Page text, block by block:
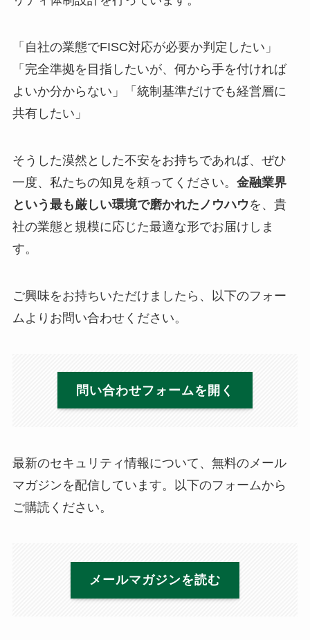
「自社の業態でFISC対応が必要か判定したい」
「完全準拠を目指したいが、何から手を付ければ
よいか分からない」「統制基準だけでも経営層に
共有したい」
そうした漠然とした不安をお持ちであれば、ぜひ
一度、私たちの知見を頼ってください。 金融業界
という最も厳しい環境で磨かれたノウハウを、貴
社の業態と規模に応じた最適な形でお届けしま
す。
ご興味をお持ちいただけましたら、以下のフォー
ムよりお問い合わせください。
問い合わせフォームを開く
最新のセキュリティ情報について、無料のメール
マガジンを配信しています。以下のフォームから
ご購読ください。
メールマガジンを読む